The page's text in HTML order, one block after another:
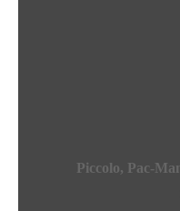
Piccolo, Pac-